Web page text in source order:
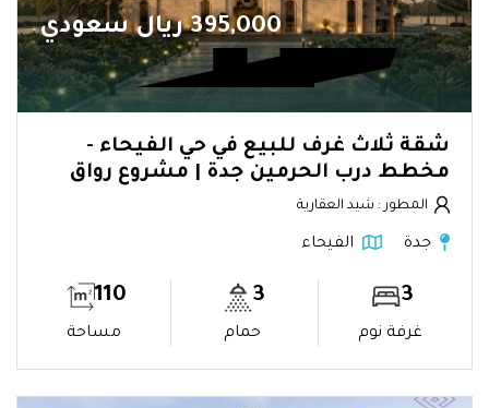
395,000 ريال سعودي
شقة ثلاث غرف للبيع في حي الفيحاء -
مخطط درب الحرمين جدة | مشروع رواق
المطور : شيد العقارية
جدة الفيحاء
3
غرفة نوم
3
حمام
110
مساحة